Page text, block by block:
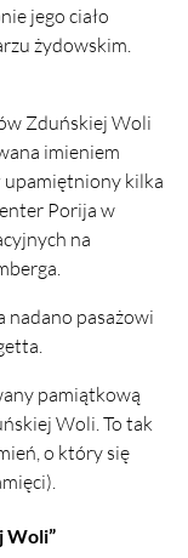
jego ciało
żydowskim.
Zduńskiej Woli
imieniem
upamiętniony kilka
Porija w
na
nadano pasażowi
pamiątkową
Woli. To tak
o który się
Woli”